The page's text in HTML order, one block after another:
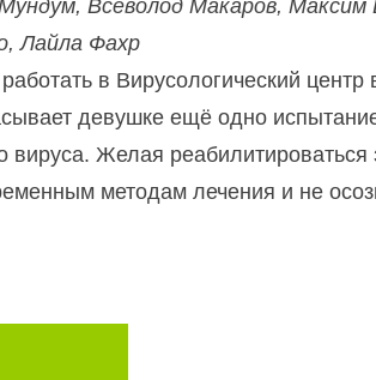
Всеволод Макаров, Максим
Лайла Фахр
в Вирусологический центр
девушке ещё одно
вируса. Желая реабилитироваться
методам лечения и не